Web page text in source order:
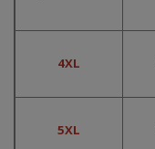
4XL
5XL